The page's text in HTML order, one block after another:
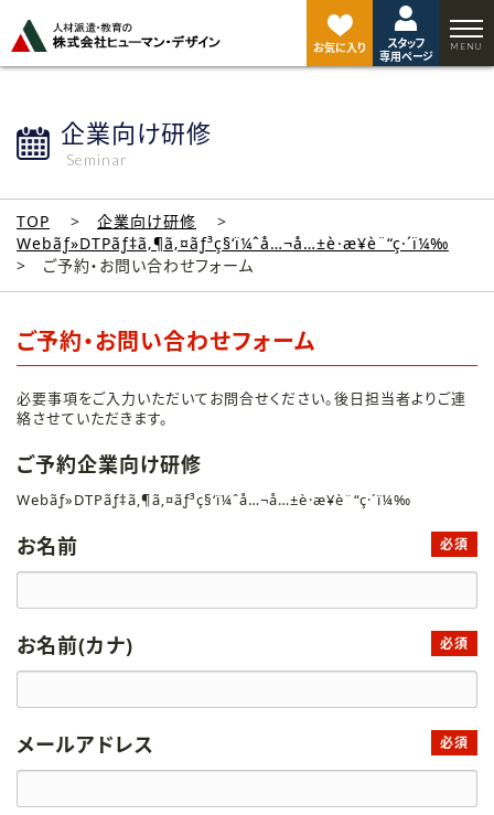
お気に入り
スタッフ
専用ページ
企業向け研修
Seminar
TOP
企業向け研修
Webãƒ»DTPãƒ‡ã‚¶ã‚¤ãƒ³ç§‘ï¼ˆå…¬å…±è·æ¥­è¨“ç·´ï¼‰
ご予約・お問い合わせフォーム
ご予約・お問い合わせフォーム
必要事項をご入力いただいてお問合せください。後日担当者よりご連
絡させていただきます。
ご予約企業向け研修
Webãƒ»DTPãƒ‡ã‚¶ã‚¤ãƒ³ç§‘ï¼ˆå…¬å…±è·æ¥­è¨“ç·´ï¼‰
お名前 必須
お名前(カナ) 必須
メールアドレス 必須
ジ
ト